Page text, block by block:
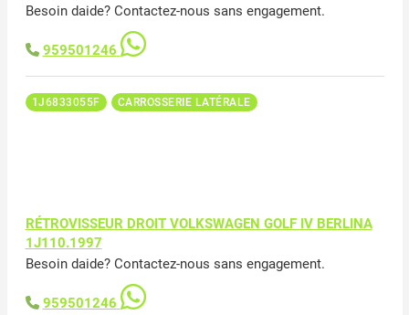
Besoin daide? Contactez-nous sans engagement.
959501246
1J6833055F CARROSSERIE LATÉRALE
RÉTROVISSEUR DROIT VOLKSWAGEN GOLF IV BERLINA
1J110.1997
Besoin daide? Contactez-nous sans engagement.
959501246